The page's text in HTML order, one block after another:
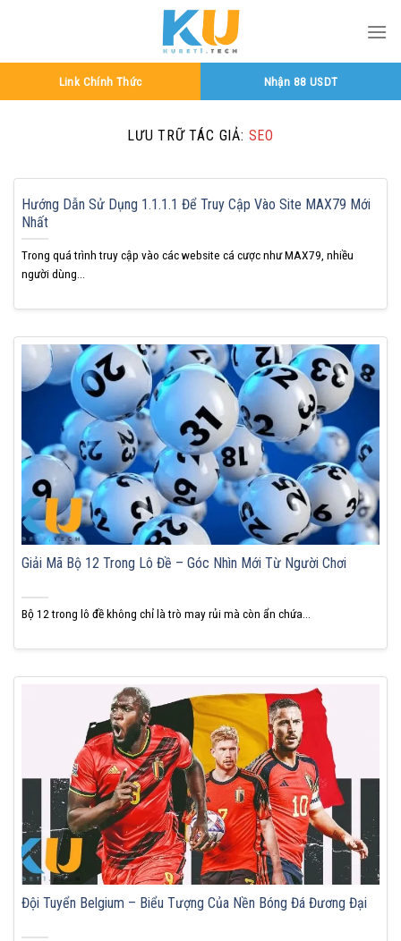
Link Chính Thức Nhận 88 USDT
LƯU TRỮ TÁC GIẢ: SEO
Hướng Dẫn Sử Dụng 1.1.1.1 Để Truy Cập Vào Site MAX79 Mới
Nhất
Trong quá trình truy cập vào các website cá cược như MAX79, nhiều
người dùng...
Giải Mã Bộ 12 Trong Lô Đề – Góc Nhìn Mới Từ Người Chơi
Bộ 12 trong lô đề không chỉ là trò may rủi mà còn ẩn chứa...
Đội Tuyển Belgium – Biểu Tượng Của Nền Bóng Đá Đương Đại